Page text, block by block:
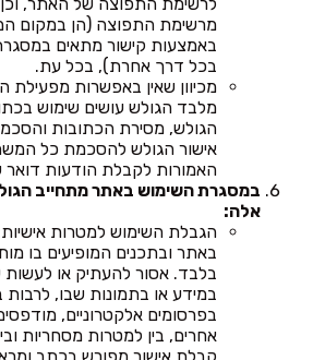
מרשימת התפוצה (הן במקום
באמצעות קישור מתאים
בכל דרך אחרת), בכל עת.
מכיוון שאין באפשרות
מלבד הגולש עושים שימוש
הגולש, מסירת הכתובות
אישור הגולש להסכמת כל
האמורות לקבלת הודעות דואר
במסגרת השימוש באתר מתחייב
אלה:
הגבלת השימוש למטרות
באתר ובתכנים המופיעים בו
בלבד. אסור להעתיק או
במידע או בתמונות שבו,
בפרסומים אלקטרוניים,
אחרים, בין למטרות מסחריות